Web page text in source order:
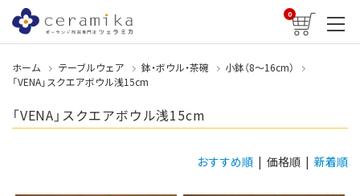
0
ホーム テーブルウェア 鉢・ボウル・茶碗
小鉢（8〜16cm）
「VENA」スクエアボウル浅15cm
「VENA」スクエアボウル浅15cm
おすすめ順 | 価格順 | 新着順